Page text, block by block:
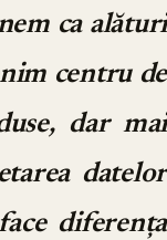
ca alături
centru de
dar mai
datelor
diferența